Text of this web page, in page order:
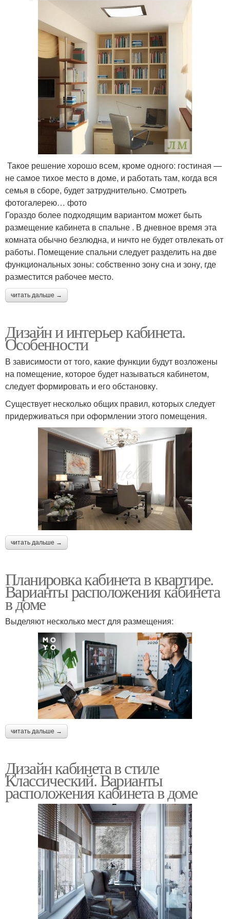
Такое решение хорошо всем, кроме одного: гостиная —
не самое тихое место в доме, и работать там, когда вся
семья в сборе, будет затруднительно. Смотреть
фотогалерею… фото
Гораздо более подходящим вариантом может быть
размещение кабинета в спальне . В дневное время эта
комната обычно безлюдна, и ничто не будет отвлекать от
работы. Помещение спальни следует разделить на две
функциональных зоны: собственно зону сна и зону, где
разместится рабочее место.
читать дальше →
Дизайн и интерьер кабинета.
Особенности
В зависимости от того, какие функции будут возложены
на помещение, которое будет называться кабинетом,
следует формировать и его обстановку.
Существует несколько общих правил, которых следует
придерживаться при оформлении этого помещения.
читать дальше →
Планировка кабинета в квартире.
Варианты расположения кабинета
в доме
Выделяют несколько мест для размещения:
читать дальше →
Дизайн кабинета в стиле
Классический. Варианты
расположения кабинета в доме